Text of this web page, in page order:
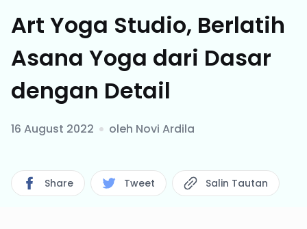
Art Yoga Studio, Berlatih
Asana Yoga dari Dasar
dengan Detail
16 August 2022 oleh Novi Ardila
Share Tweet Salin Tautan